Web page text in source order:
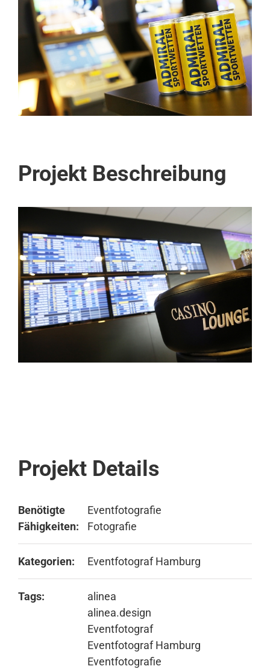
Image
Projekt Beschreibung
Projekt Details
Benötigte
Fähigkeiten:
Eventfotografie
Fotografie
Kategorien: Eventfotograf Hamburg
Tags:
alinea
alinea.design
Eventfotograf
Eventfotograf Hamburg
Eventfotografie